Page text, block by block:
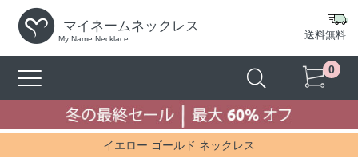
マイネームネックレス
My Name Necklace 送料無料
0
イエロー ゴールド ネックレス